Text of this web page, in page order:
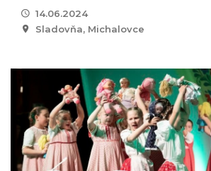
14.06.2024
Sladovňa, Michalovce